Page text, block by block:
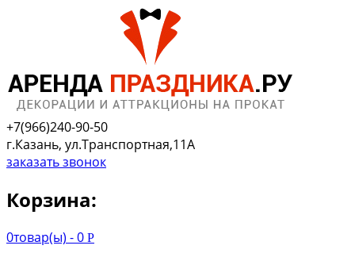
+7(966)240-90-50
г.Казань, ул.Транспортная,11А
заказать звонок
Корзина:
0товар(ы) -0 Р